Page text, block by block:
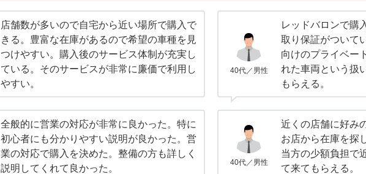
店舗数が多いので自宅から近い場所で購入で
きる。豊富な在庫があるので希望の車種を見
つけやすい。購入後のサービス体制が充実し
ている。そのサービスが非常に廉価で利用し
やすい。
40代／男性
レッドバロンで購
取り保証がついて
向けのプライベー
れた車両という扱
もらえる。
全般的に営業の対応が非常に良かった。特に
初心者にも分かりやすい説明が良かった。営
業の対応で購入を決めた。整備の方も詳しく
説明してくれて良かった。
40代／男性
近くの店舗に好み
お店から在庫を探
当方の少額負担で
て来てもらえる。